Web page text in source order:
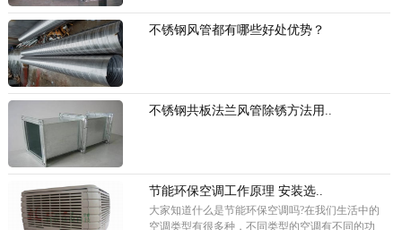
不锈钢风管都有哪些好处优势？
不锈钢共板法兰风管除锈方法用..
节能环保空调工作原理 安装选..
大家知道什么是节能环保空调吗?在我们生活中的
空调类型有很多种，不同类型的空调有不同的功